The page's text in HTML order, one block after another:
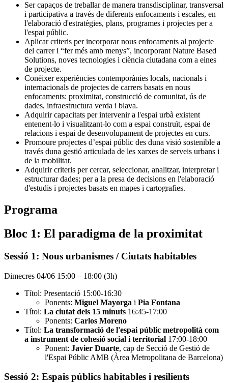
Ser capaços de treballar de manera transdisciplinar, transversal
i participativa a través de diferents enfocaments i escales, en
l'elaboració d'estratègies, plans, programes i projectes per a
l'espai públic.
Aplicar criteris per incorporar nous enfocaments al projecte
del carrer i “fer més amb menys”, incorporant Nature Based
Solutions, noves tecnologies i ciència ciutadana com a eines
de projecte.
Conèixer experiències contemporànies locals, nacionals i
internacionals de projectes de carrers basats en nous
enfocaments: proximitat, construcció de comunitat, ús de
dades, infraestructura verda i blava.
Adquirir capacitats per intervenir a l'espai urbà existent
entenent-lo i visualitzant-lo com a espai construït, espai de
relacions i espai de desenvolupament de projectes en curs.
Promoure projectes d’espai públic des duna visió sostenible a
través duna gestió articulada de les xarxes de serveis urbans i
de la mobilitat.
Adquirir criteris per cercar, seleccionar, analitzar, interpretar i
estructurar dades; per a la presa de decisions en l'elaboració
d'estudis i projectes basats en mapes i cartografies.
Programa
Bloc 1: El paradigma de la proximitat
Sessió 1: Nous urbanismes / Ciutats habitables
Dimecres 04/06 15:00 – 18:00 (3h)
Títol: Presentació 15:00-16:30
Ponents: Miguel Mayorga i Pia Fontana
Títol: La ciutat dels 15 minuts 16:45-17:00
Ponents: Carlos Moreno
Títol: La transformació de l'espai públic metropolità com
a instrument de cohesió social i territorial 17:00-18:00
Ponent: Javier Duarte, cap de Secció de Gestió de
l'Espai Públic AMB (Àrea Metropolitana de Barcelona)
Sessió 2: Espais públics habitables i resilients